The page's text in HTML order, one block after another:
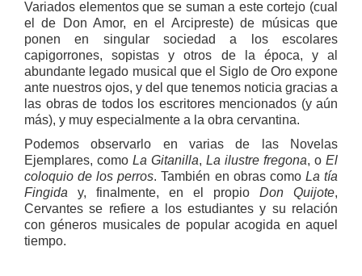
Variados elementos que se suman a este cortejo (cual
el de Don Amor, en el Arcipreste) de músicas que
ponen en singular sociedad a los escolares
capigorrones, sopistas y otros de la época, y al
abundante legado musical que el Siglo de Oro expone
ante nuestros ojos, y del que tenemos noticia gracias a
las obras de todos los escritores mencionados (y aún
más), y muy especialmente a la obra cervantina.
Podemos observarlo en varias de las Novelas
Ejemplares, como La Gitanilla, La ilustre fregona, o El
coloquio de los perros. También en obras como La tía
Fingida y, finalmente, en el propio Don Quijote,
Cervantes se refiere a los estudiantes y su relación
con géneros musicales de popular acogida en aquel
tiempo.